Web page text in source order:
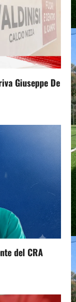
Giuseppe De
del CRA